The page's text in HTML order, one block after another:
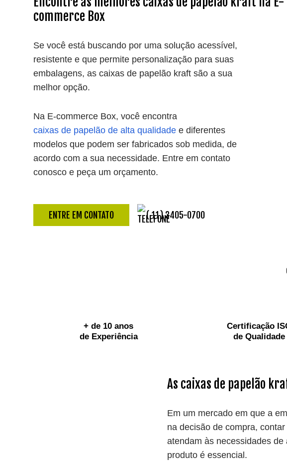
commerce Box
Se você está buscando por uma solução acessível,
resistente e que permite personalização para suas
embalagens, as caixas de papelão kraft são a sua
melhor opção.
Na E-commerce Box, você encontra
caixas de papelão de alta qualidade e diferentes
modelos que podem ser fabricados sob medida, de
acordo com a sua necessidade. Entre em contato
conosco e peça um orçamento.
ENTRE EM CONTATO ( 11) 3405-0700
+ de 10 anos
de Experiência
Certificação
de Qualidade
As caixas de papelão
Em um mercado em que a
na decisão de compra,
atendam às necessidades
produto é essencial.